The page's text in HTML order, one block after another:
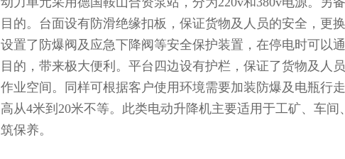
目的。台面设有防滑绝缘扣板，保证货物及人员的安全，更
设置了防爆阀及应急下降阀等安全保护装置，在停电时可以
目的，带来极大便利。平台四边设有护栏，保证了货物及人
作业空间。同样可根据客户使用环境需要加装防爆及电瓶行
高从4米到20米不等。此类电动升降机主要适用于工矿、车
筑保养。